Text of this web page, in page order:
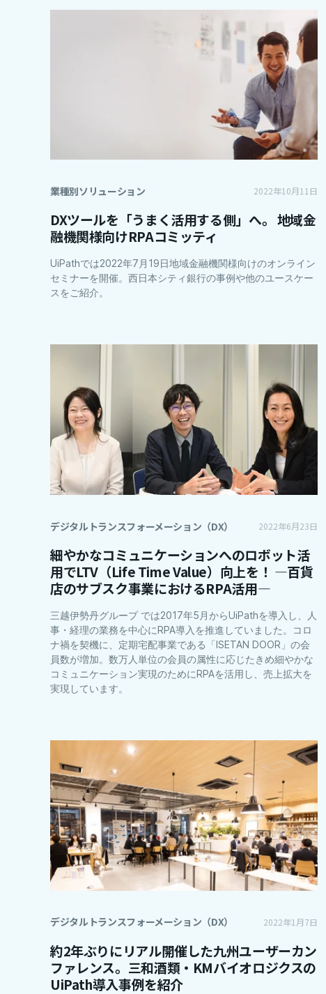
業種別ソリューション 2022年10月11日
DXツールを「うまく活用する側」へ。 地域金
融機関様向けRPAコミッティ
UiPathでは2022年7月19日地域金融機関様向けのオンライン
セミナーを開催。西日本シティ銀行の事例や他のユースケー
スをご紹介。
デジタルトランスフォーメーション（DX） 2022年6月23日
細やかなコミュニケーションへのロボット活
用でLTV（Life Time Value）向上を！ ―百貨
店のサブスク事業におけるRPA活用―
三越伊勢丹グループ では2017年5月からUiPathを導入し、人
事・経理の業務を中心にRPA導入を推進していました。コロ
ナ禍を契機に、定期宅配事業である「ISETAN DOOR」の会
員数が増加。数万人単位の会員の属性に応じたきめ細やかな
コミュニケーション実現のためにRPAを活用し、売上拡大を
実現しています。
デジタルトランスフォーメーション（DX） 2022年1月7日
約2年ぶりにリアル開催した九州ユーザーカン
ファレンス。三和酒類・KMバイオロジクスの
UiPath導入事例を紹介